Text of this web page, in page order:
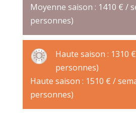
Moyenne saison : 1410 € /
personnes)
Haute saison : 1310
personnes)
Haute saison : 1510 € /
personnes)